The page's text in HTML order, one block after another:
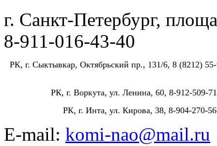
г. Санкт-Петербург,
8-911-016-43-40
РК, г. Сыктывкар, Октябрьский пр., 131/6, 8 (8212)
РК, г. Воркута, ул. Ленина, 60, 8-912-509-
РК, г. Инта, ул. Кирова, 38, 8-904-270-
E-mail: komi-nao@mail.ru